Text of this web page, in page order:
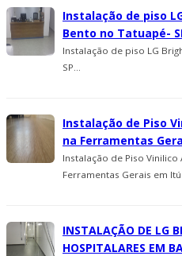
Instalação de piso
Bento no Tatuapé-
Instalação de piso LG
SP...
Instalação de Piso
na Ferramentas
Instalação de Piso Vinilico
Ferramentas Gerais em Itú
INSTALAÇÃO DE LG
HOSPITALARES EM